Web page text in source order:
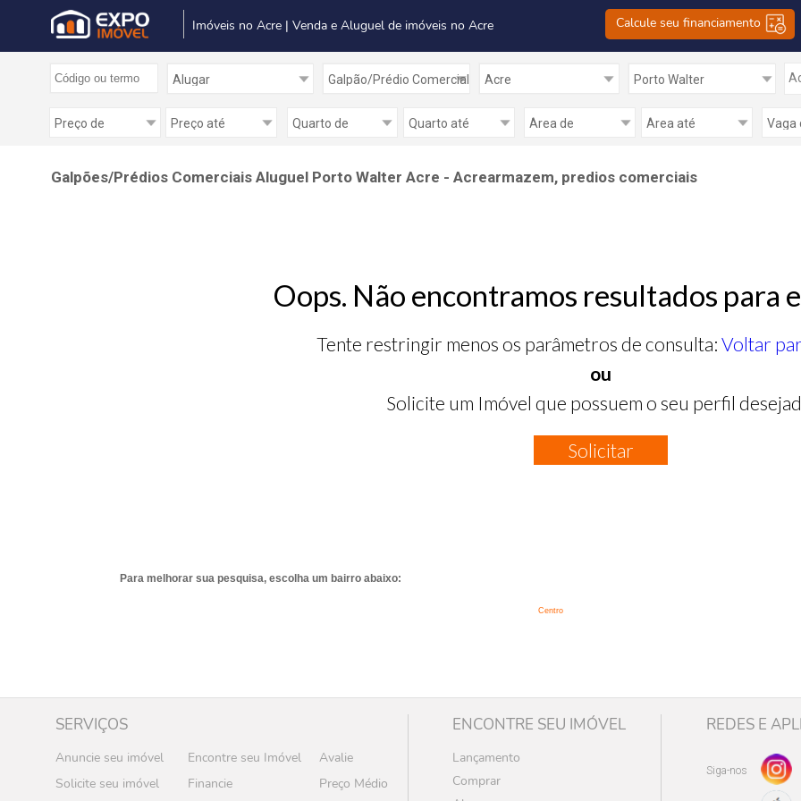
Imóveis no Acre | Venda e Aluguel de imóveis no Acre Calcule seu financiamento
Galpões/Prédios Comerciais Aluguel Porto Walter Acre - Acrearmazem, predios comerciais
Oops. Não encontramos resultados para
Tente restringir menos os parâmetros de consulta: Voltar
ou
Solicite um Imóvel que possuem o seu perfil
Solicitar
Para melhorar sua pesquisa, escolha um bairro abaixo:
Centro
SERVIÇOS
Anuncie seu imóvel Encontre seu Imóvel
Avalie
Solicite seu imóvel
Financie
Preço Médio
ENCONTRE SEU IMÓVEL
Lançamento
Comprar
REDES E
Siga-nos